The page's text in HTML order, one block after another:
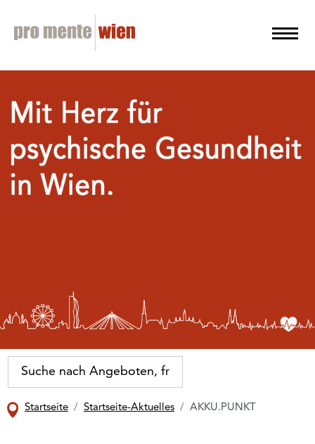
Startseite Startseite-Aktuelles AKKU.PUNKT